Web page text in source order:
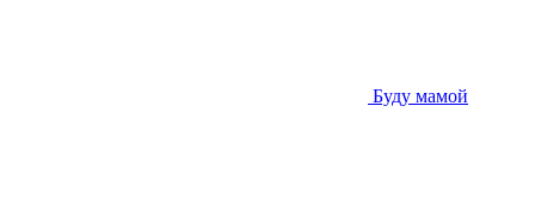
Буду мамой